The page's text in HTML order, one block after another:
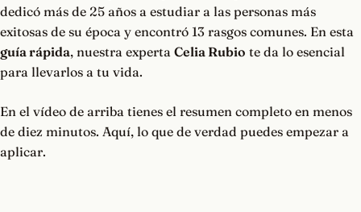
dedicó más de 25 años a estudiar a las personas más
exitosas de su época y encontró 13 rasgos comunes. En esta
guía rápida, nuestra experta Celia Rubio te da lo esencial
para llevarlos a tu vida.
En el vídeo de arriba tienes el resumen completo en menos
de diez minutos. Aquí, lo que de verdad puedes empezar a
aplicar.